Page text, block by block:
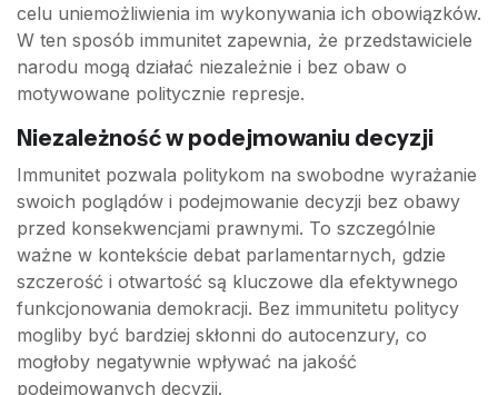
celu uniemożliwienia im wykonywania ich obowiązków.
W ten sposób immunitet zapewnia, że przedstawiciele
narodu mogą działać niezależnie i bez obaw o
motywowane politycznie represje.
Niezależność w podejmowaniu decyzji
Immunitet pozwala politykom na swobodne wyrażanie
swoich poglądów i podejmowanie decyzji bez obawy
przed konsekwencjami prawnymi. To szczególnie
ważne w kontekście debat parlamentarnych, gdzie
szczerość i otwartość są kluczowe dla efektywnego
funkcjonowania demokracji. Bez immunitetu politycy
mogliby być bardziej skłonni do autocenzury, co
mogłoby negatywnie wpływać na jakość
podejmowanych decyzji.